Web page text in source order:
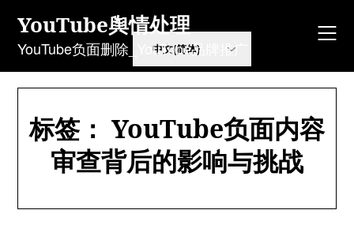
content
YouTube舆情处理
YouTube负面删除_YouTube品牌推广
标签： YouTube负面内容
审查背后的影响与挑战